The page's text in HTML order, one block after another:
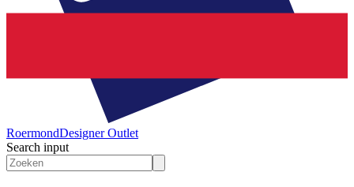
RoermondDesigner Outlet
Search input